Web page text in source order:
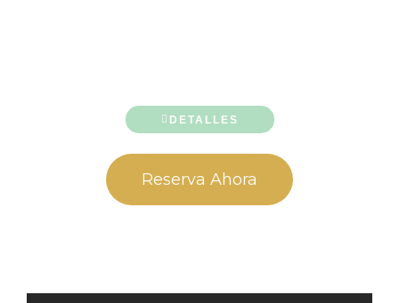
DETALLES
Reserva Ahora